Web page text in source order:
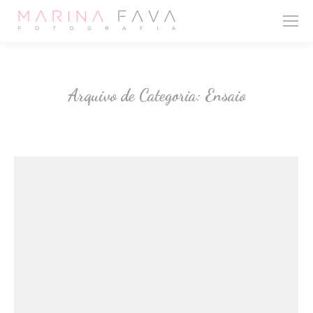
Arquivo de Categoria: Ensaio